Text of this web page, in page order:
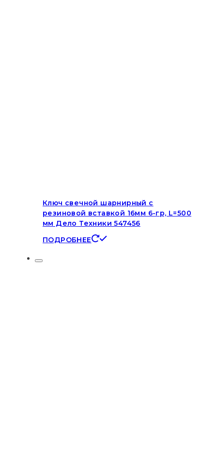
Ключ свечной шарнирный с
резиновой вставкой 16мм 6-гр, L=500
мм Дело Техники 547456
ПОДРОБНЕЕ